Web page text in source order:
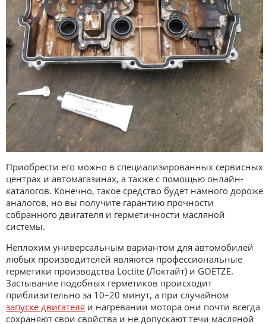
Приобрести его можно в специализированных сервисных
центрах и автомагазинах, а также с помощью онлайн-
каталогов. Конечно, такое средство будет намного дороже
аналогов, но вы получите гарантию прочности
собранного двигателя и герметичности масляной
системы.
Неплохим универсальным вариантом для автомобилей
любых производителей являются профессиональные
герметики производства Loctite (Локтайт) и GOETZE.
Застывание подобных герметиков происходит
приблизительно за 10–20 минут, а при случайном
запуске двигателя и нагревании мотора они почти всегда
сохраняют свои свойства и не допускают течи масляной